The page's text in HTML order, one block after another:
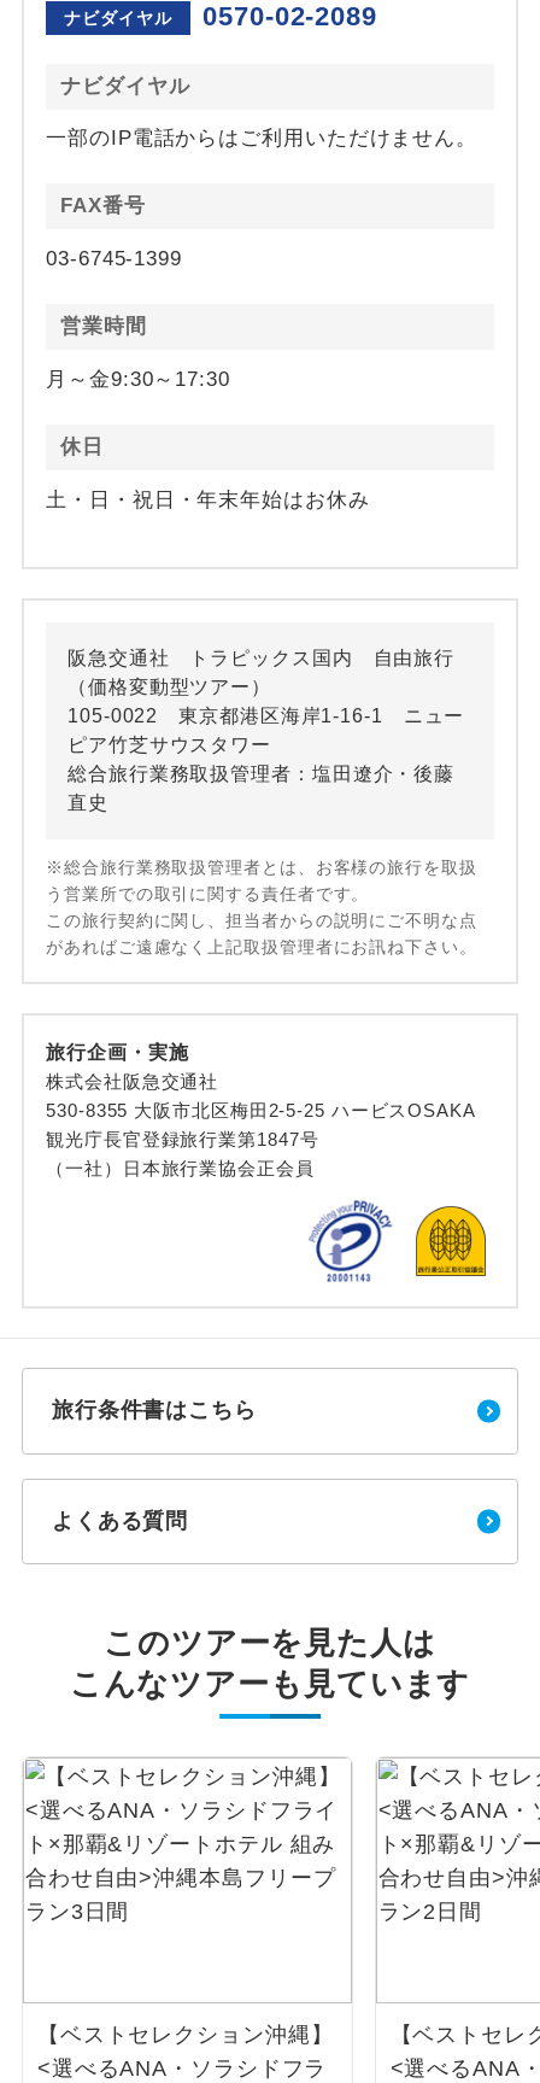
ナビダイヤル 0570-02-2089
ナビダイヤル
一部のIP電話からはご利用いただけません。
FAX番号
03-6745-1399
営業時間
月～金9:30～17:30
休日
土・日・祝日・年末年始はお休み
阪急交通社 トラピックス国内 自由旅行
（価格変動型ツアー）
105-0022 東京都港区海岸1-16-1 ニュー
ピア竹芝サウスタワー
総合旅行業務取扱管理者：塩田遼介・後藤
直史
※総合旅行業務取扱管理者とは、お客様の旅行を取扱
う営業所での取引に関する責任者です。
この旅行契約に関し、担当者からの説明にご不明な点
があればご遠慮なく上記取扱管理者にお訊ね下さい。
旅行企画・実施
株式会社阪急交通社
530-8355 大阪市北区梅田2-5-25 ハービスOSAKA
観光庁長官登録旅行業第1847号
（一社）日本旅行業協会正会員
旅行条件書はこちら
よくある質問
このツアーを見た人は
こんなツアーも見ています
【ベストセレクション沖縄】
<選べるANA・ソラシドフラ
【ベストセレ
<選べるANA